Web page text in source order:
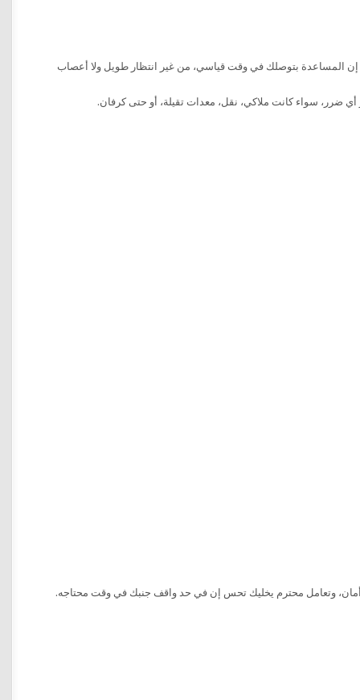
متواجدة كل 20 كيلو على الدائري، وده معناه إن المساعدة بتوصلك في وقت قياسي، من غير انتظار طويل ولا أعصاب
ضرر، سواء كانت ملاكي، نقل، معدات تقيلة، أو حتى كرفان.
وتعامل محترم يخليك تحس إن في حد واقف جنبك في وقت محتاجه.